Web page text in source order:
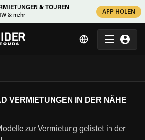
& TOUREN
& mehr
APP HOLEN
VERMIETUNGEN IN DER NÄHE
zur Vermietung gelistet in der